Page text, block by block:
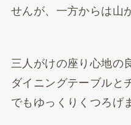
せんが、一方からは山
三人がけの座り心地の
ダイニングテーブルと
でもゆっくりくつろげ